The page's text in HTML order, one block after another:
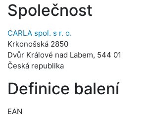
Společnost
CARLA spol. s r. o.
Krkonošská 2850
Dvůr Králové nad Labem, 544 01
Česká republika
Definice balení
EAN